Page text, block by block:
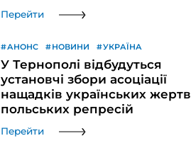
Перейти
АНОНС НОВИНИ УКРАЇНА
У Тернополі відбудуться
установчі збори асоціації
нащадків українських жертв
польських репресій
Перейти